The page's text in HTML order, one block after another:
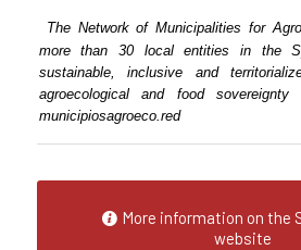
The Network of Municipalities for
more than 30 local entities in the
sustainable, inclusive and
agroecological and food
municipiosagroeco.red
More information on the
website